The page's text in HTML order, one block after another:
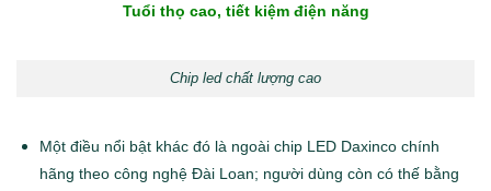
Tuổi thọ cao, tiết kiệm điện năng
Chip led chất lượng cao
Một điều nổi bật khác đó là ngoài chip LED Daxinco chính
hãng theo công nghệ Đài Loan; người dùng còn có thế bằng